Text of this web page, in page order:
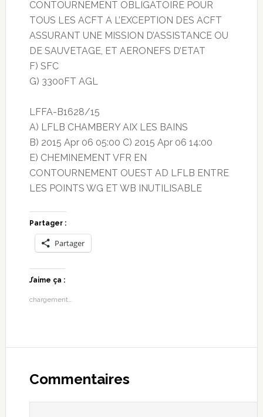
CONTOURNEMENT OBLIGATOIRE POUR
TOUS LES ACFT A L’EXCEPTION DES ACFT
ASSURANT UNE MISSION D’ASSISTANCE OU
DE SAUVETAGE, ET AERONEFS D’ETAT
F) SFC
G) 3300FT AGL
LFFA-B1628/15
A) LFLB CHAMBERY AIX LES BAINS
B) 2015 Apr 06 05:00 C) 2015 Apr 06 14:00
E) CHEMINEMENT VFR EN
CONTOURNEMENT OUEST AD LFLB ENTRE
LES POINTS WG ET WB INUTILISABLE
Partager :
Partager
J’aime ça :
chargement…
Commentaires